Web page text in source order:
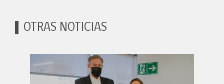
OTRAS NOTICIAS